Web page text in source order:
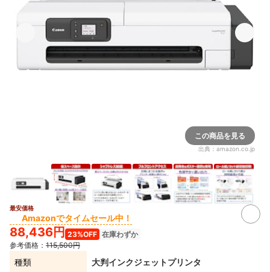
この商品を見る
出典： amazon.co.jp
最安価格
Amazonでタイムセール中！
88,436円 23%OFF 在庫わずか
参考価格： 115,500円
種類 大判インクジェットプリンタ